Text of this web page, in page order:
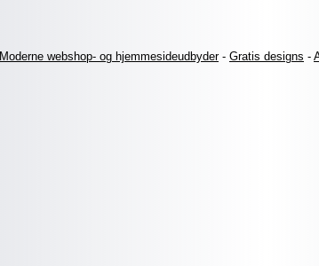
Moderne webshop- og hjemmesideudbyder- Gratis designs -